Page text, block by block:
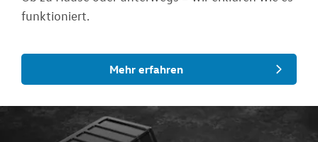
funktioniert.
Mehr erfahren